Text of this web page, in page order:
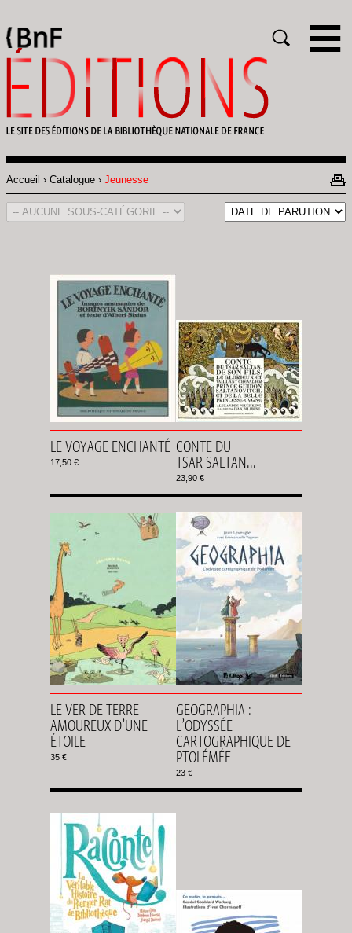
Fil
d'Ariane
Accueil Catalogue Jeunesse
LE VOYAGE ENCHANTÉ
17,50 €
CONTE DU
TSAR SALTAN...
23,90 €
LE VER DE TERRE
AMOUREUX D’UNE
ÉTOILE
35 €
GEOGRAPHIA :
L’ODYSSÉE
CARTOGRAPHIQUE DE
PTOLÉMÉE
23 €